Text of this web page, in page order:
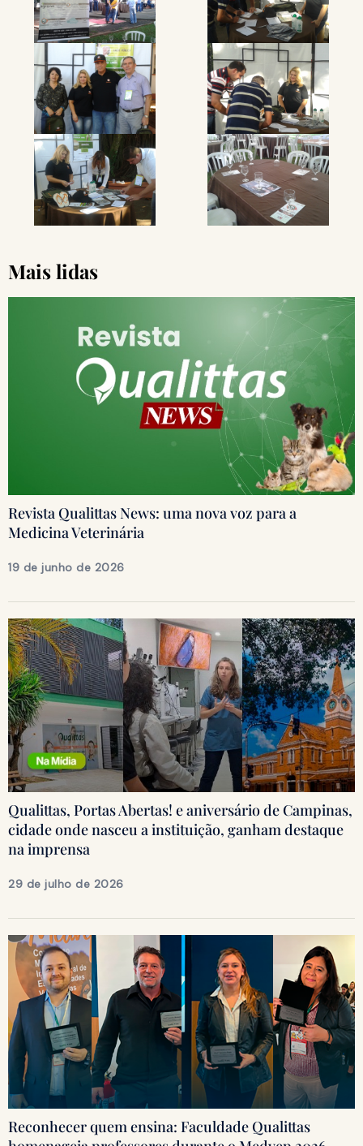
Mais lidas
Revista Qualittas News: uma nova voz para a
Medicina Veterinária
19 de junho de 2026
Qualittas, Portas Abertas! e aniversário de Campinas,
cidade onde nasceu a instituição, ganham destaque
na imprensa
29 de julho de 2026
Reconhecer quem ensina: Faculdade Qualittas